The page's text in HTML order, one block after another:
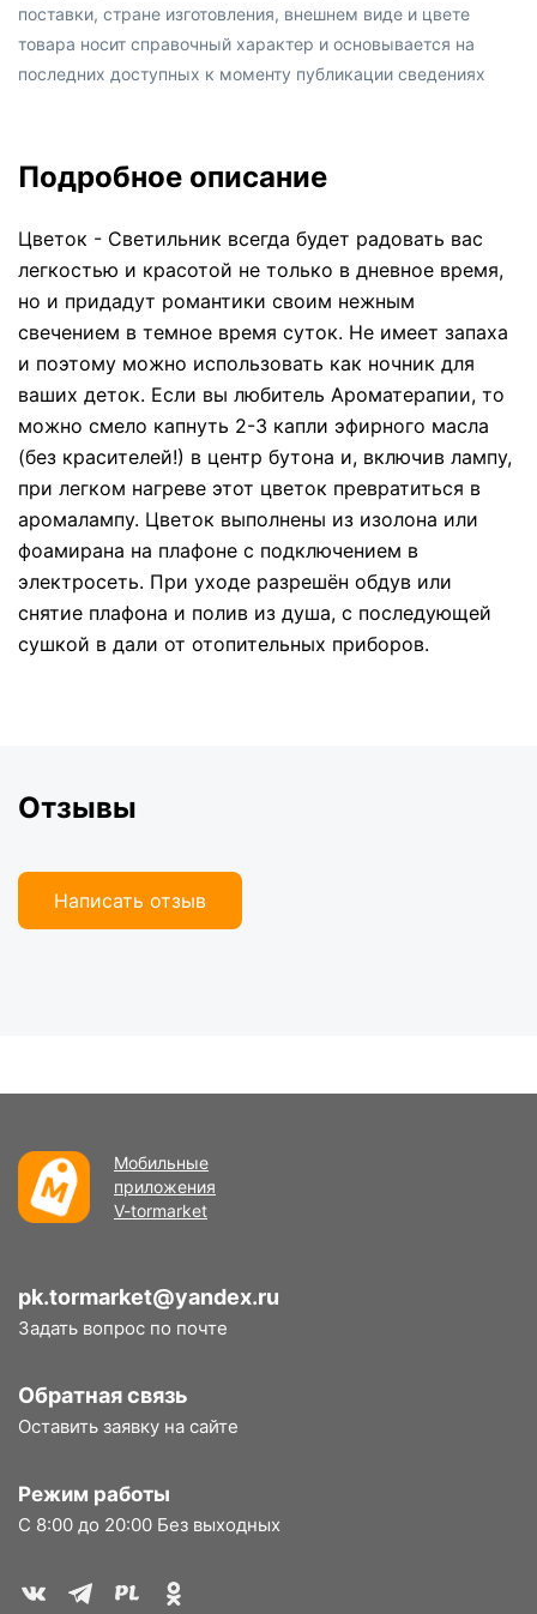
поставки, стране изготовления, внешнем виде и цвете
товара носит справочный характер и основывается на
последних доступных к моменту публикации сведениях
Подробное описание
Цветок - Светильник всегда будет радовать вас
легкостью и красотой не только в дневное время,
но и придадут романтики своим нежным
свечением в темное время суток. Не имеет запаха
и поэтому можно использовать как ночник для
ваших деток. Если вы любитель Ароматерапии, то
можно смело капнуть 2-3 капли эфирного масла
(без красителей!) в центр бутона и, включив лампу,
при легком нагреве этот цветок превратиться в
аромалампу. Цветок выполнены из изолона или
фоамирана на плафоне с подключением в
электросеть. При уходе разрешён обдув или
снятие плафона и полив из душа, с последующей
сушкой в дали от отопительных приборов.
Отзывы
Написать отзыв
Мобильные
приложения
V-tormarket
pk.tormarket@yandex.ru
Задать вопрос по почте
Обратная связь
Оставить заявку на сайте
Режим работы
С 8:00 до 20:00 Без выходных